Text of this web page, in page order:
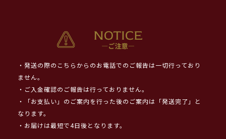
・発送の際のこちらからのお電話でのご報告は一切行っており
ません。
・ご入金確認のご報告は行っておりません。
・「お支払い」のご案内を行った後のご案内は「発送完了」と
なります。
・お届けは最短で4日後となります。